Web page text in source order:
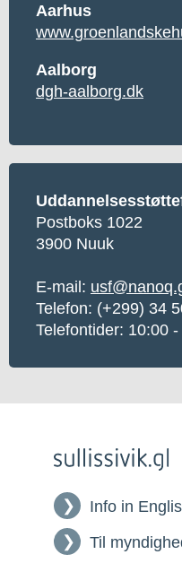
Aarhus
Aalborg
dgh-aalborg.dk
Postboks 1022
3900 Nuuk
E-mail:
Telefon: (+299) 34
Telefontider: 10:00
Info in
Til